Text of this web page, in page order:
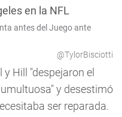
antes del Juego ante
@TylorBisciotti
Hill "despejaron el
y desestimó
ser reparada.